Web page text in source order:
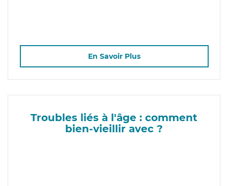
En Savoir Plus
Troubles liés à l'âge : comment
bien-vieillir avec ?